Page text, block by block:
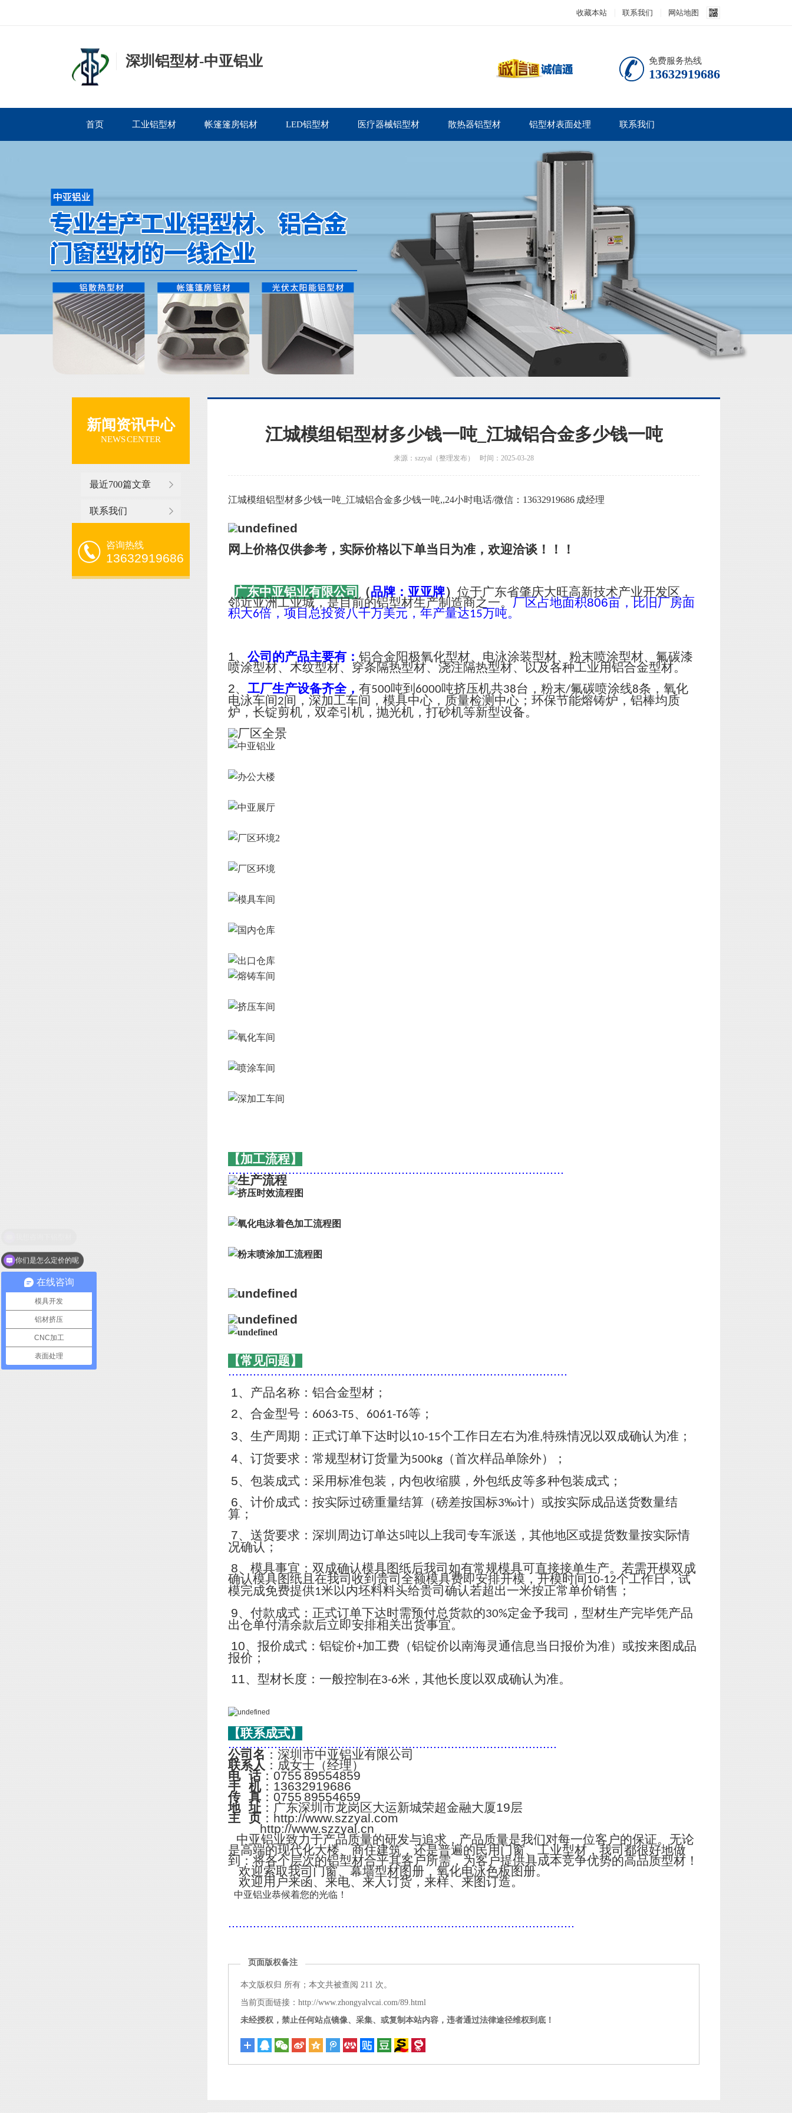
收藏本站 联系我们 网站地图
深圳铝型材-中亚铝业 免费服务热线
13632919686
首页 工业铝型材 帐篷篷房铝材 LED铝型材 医疗器械铝型材 散热器铝型材 铝型材表面处理 联系我们
新闻资讯中心
NEWS CENTER
最近700篇文章
联系我们
咨询热线
13632919686
江城模组铝型材多少钱一吨_江城铝合金多少钱一吨
来源：szzyal（整理发布） 时间：2025-03-28
江城模组铝型材多少钱一吨_江城铝合金多少钱一吨,,24小时电话/微信：13632919686 成经理
网上价格仅供参考，实际价格以下单当日为准，欢迎洽谈！！！
广东中亚铝业有限公司 （品牌：亚亚牌） 位于广东省肇庆大旺高新技术产业开发区，
邻近亚洲工业城，是目前的铝型材生产制造商之一。厂区占地面积806亩，比旧厂房面
积大6倍，项目总投资八千万美元，年产量达15万吨。
1、 公司的产品主要有： 铝合金阳极氧化型材、电泳涂装型材、粉末喷涂型材、氟碳漆
喷涂型材、木纹型材、穿条隔热型材、浇注隔热型材、以及各种工业用铝合金型材。
2、 工厂生产设备齐全， 有500吨到 6000吨挤压机共38台，粉末/氟碳喷涂线8条，氧化
电泳车间2间，深加工车间，模具中心，质量检测中心；环保节能熔铸炉，铝棒均质
炉，长锭剪机，双牵引机，抛光机，打砂机等新型设备。
【加工流程】
...............................................................................................
【常见问题】
................................................................................................
1、产品名称：铝合金型材；
2、合金型号： 6063-T5、 6061-T6等；
3、生产周期：正式订单下达时以10-15个工作日左右为准,特殊情况以双成确认为准；
4、订货要求：常规型材订货量为500kg（首次样品单除外）；
5、包装成式：采用标准包装，内包收缩膜，外包纸皮等多种包装成式；
6、计价成式：按实际过磅重量结算（磅差按国标3‰计）或按实际成品送货数量结
算；
7、送货要求：深圳周边订单达5吨以上我司专车派送，其他地区或提货数量按实际情
况确认；
8、模具事宜：双成确认模具图纸后我司如有常规模具可直接接单生产。若需开模双成
确认模具图纸且在我司收到贵司全额模具费即安排开模，开模时间10-12个工作日，试
模完成免费提供1米以内坯料料头给贵司确认若超出一米按正常单价销售；
9、付款成式：正式订单下达时需预付总货款的30%定金予我司，型材生产完毕凭产品
出仓单付清余款后立即安排相关出货事宜。
10、报价成式：铝锭价+加工费（铝锭价以南海灵通信息当日报价为准）或按来图成品
报价；
11、型材长度：一般控制在3-6米，其他长度以双成确认为准。
【联系成式】
.............................................................................................
公司名 ：深圳市中亚铝业有限公司
联系人 ：成女士（经理）
电 话：0755 89554859
手 机：13632919686
传 真：0755 89554659
地 址：广东深圳市龙岗区大运新城荣超金融大厦19层
主 页：http://www.szzyal.com
http://www.szzyal.cn
中亚铝业致力于产品质量的研发与追求，产品质量是我们对每一位客户的保证。无论
是高端的现代化大楼、商住建筑，还是普遍的民用门窗、工业型材，我司都很好地做
到：将各个层次的铝型材合乎其客户所需，为客户提供具成本竞争优势的高品质型材！
欢迎索取我司门窗、幕墙型材图册，氧化电泳色板图册。
欢迎用户来函、来电、来人订货，来样、来图订造。
中亚铝业恭候着您的光临！
..................................................................................................
页面版权备注
本文版权归 所有；本文共被查阅 211 次。
当前页面链接：http://www.zhongyalvcai.com/89.html
未经授权，禁止任何站点镜像、采集、或复制本站内容，违者通过法律途径维权到底！
考，实际价格以下单 当日为准，
在线咨询
模具开发
铝材挤压
CNC加工
表面处理
你们是怎么定价的呢